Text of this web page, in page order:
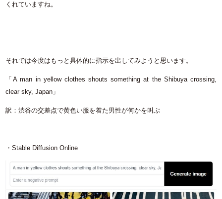
くれていますね。
それでは今度はもっと具体的に指示を出してみようと思います。
「A man in yellow clothes shouts something at the Shibuya crossing,
clear sky, Japan」
訳：渋谷の交差点で黄色い服を着た男性が何かを叫ぶ
・Stable Diffusion Online